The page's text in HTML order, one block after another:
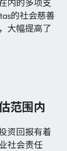
内的多项支
的社会慈善
大幅提高了
范围内
资回报有着
社会责任